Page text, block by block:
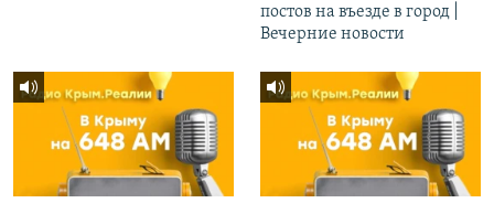
постов на въезде в город |
Вечерние новости